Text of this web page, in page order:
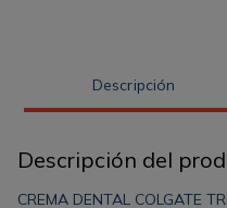
Descripción
Descripción del
CREMA DENTAL COLGATE